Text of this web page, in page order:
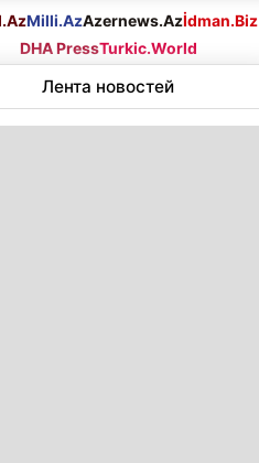
Milli.AzAzernews.Azİdman.Biz
DHA PressTurkic.World
Лента новостей